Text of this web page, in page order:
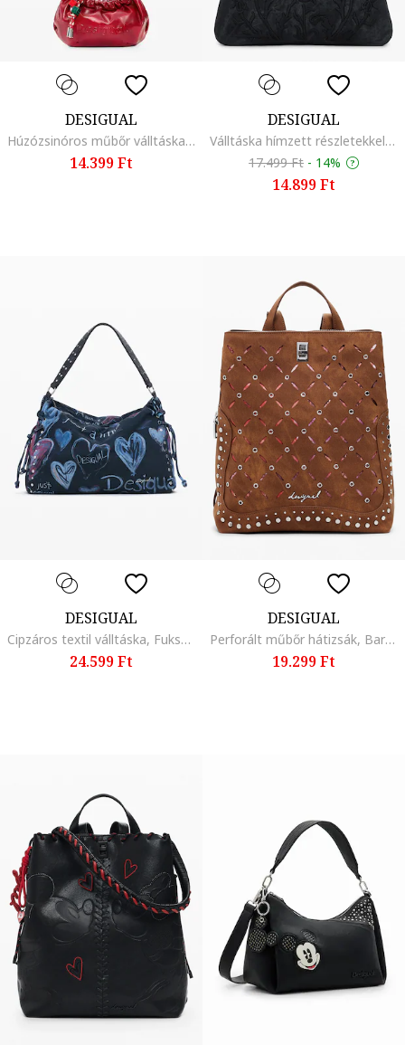
DESIGUAL
Húzózsinóros műbőr válltáska, Piros
14.399 Ft
DESIGUAL
Válltáska hímzett részletekkel, Fekete
17.499 Ft - 14%
14.899 Ft
DESIGUAL
Cipzáros textil válltáska, Fukszia/Tengerészkék
24.599 Ft
DESIGUAL
Perforált műbőr hátizsák, Barna
19.299 Ft